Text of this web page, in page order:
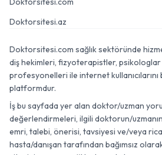
Doktorsitesi.com
Doktorsitesi.az
Doktorsitesi.com sağlık sektöründe
diş hekimleri, fizyoterapistler, psikologlar
profesyonelleri ile internet kullanıcılarını
platformdur.
İş bu sayfada yer alan doktor/uzman
değerlendirmeleri, ilgili doktorun/
emri, talebi, önerisi, tavsiyesi ve/veya
hasta/danışan tarafından bağımsız